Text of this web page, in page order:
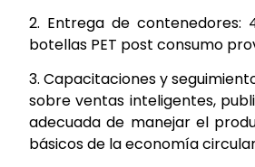
2. Entrega de
botellas PET post consumo
3. Capacitaciones y
sobre ventas inteligentes,
adecuada de manejar el
básicos de la economía